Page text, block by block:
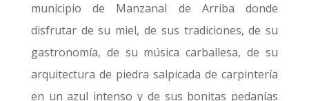
municipio de Manzanal de Arriba donde
disfrutar de su miel, de sus tradiciones, de su
gastronomía, de su música carballesa, de su
arquitectura de piedra salpicada de carpintería
en un azul intenso y de sus bonitas pedanías